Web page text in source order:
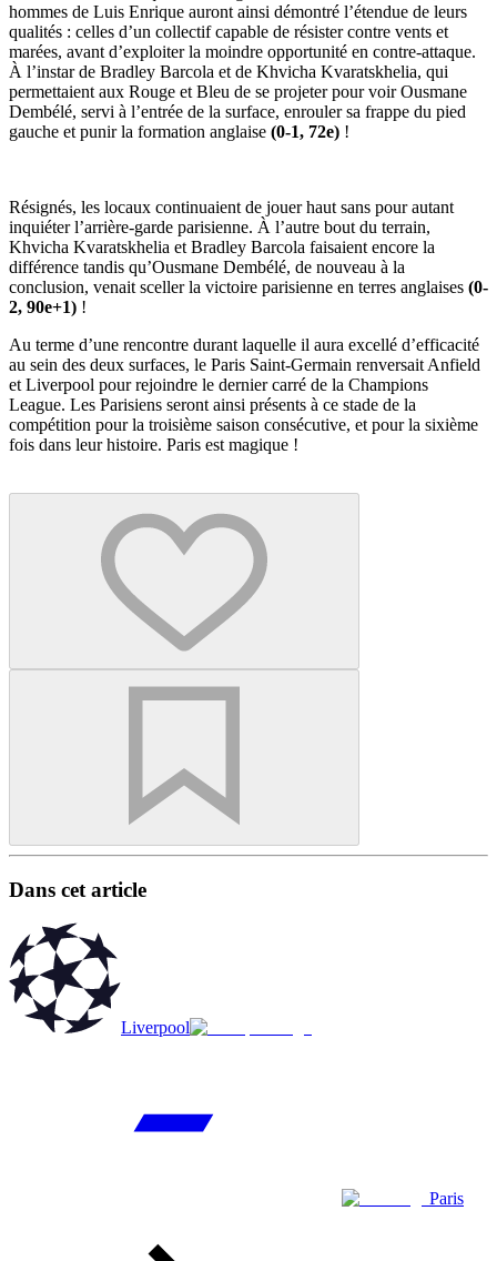
hommes de Luis Enrique auront ainsi démontré l’étendue de leurs
qualités : celles d’un collectif capable de résister contre vents et
marées, avant d’exploiter la moindre opportunité en contre-attaque.
À l’instar de Bradley Barcola et de Khvicha Kvaratskhelia, qui
permettaient aux Rouge et Bleu de se projeter pour voir Ousmane
Dembélé, servi à l’entrée de la surface, enrouler sa frappe du pied
gauche et punir la formation anglaise (0-1, 72e) !
Résignés, les locaux continuaient de jouer haut sans pour autant
inquiéter l’arrière-garde parisienne. À l’autre bout du terrain,
Khvicha Kvaratskhelia et Bradley Barcola faisaient encore la
différence tandis qu’Ousmane Dembélé, de nouveau à la
conclusion, venait sceller la victoire parisienne en terres anglaises (0-
2, 90e+1) !
Au terme d’une rencontre durant laquelle il aura excellé d’efficacité
au sein des deux surfaces, le Paris Saint-Germain renversait Anfield
et Liverpool pour rejoindre le dernier carré de la Champions
League. Les Parisiens seront ainsi présents à ce stade de la
compétition pour la troisième saison consécutive, et pour la sixième
fois dans leur histoire. Paris est magique !
Dans cet article
Liverpool
Paris